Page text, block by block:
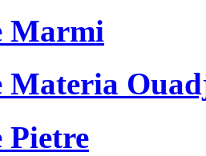
Marmi
Materia
Pietre